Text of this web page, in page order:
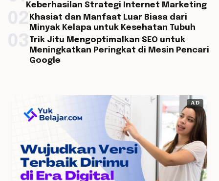
Keberhasilan Strategi Internet Marketing
Khasiat dan Manfaat Luar Biasa dari
Minyak Kelapa untuk Kesehatan Tubuh
Trik Jitu Mengoptimalkan SEO untuk
Meningkatkan Peringkat di Mesin Pencari
Google
AD